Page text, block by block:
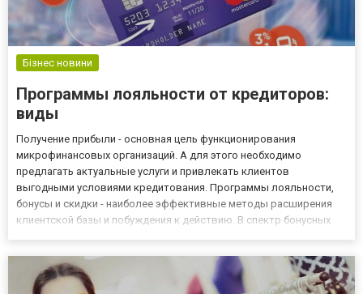
Бізнес новини
Программы лояльности от кредиторов:
виды
Получение прибыли - основная цель функционирования
микрофинансовых организаций. А для этого необходимо
предлагать актуальные услуги и привлекать клиентов
выгодными условиями кредитования. Программы лояльности,
бонусы и скидки - наиболее эффективные методы расширения
клиентской базы и побуждения к действию. В спектр бонусных
увеличивают количест...